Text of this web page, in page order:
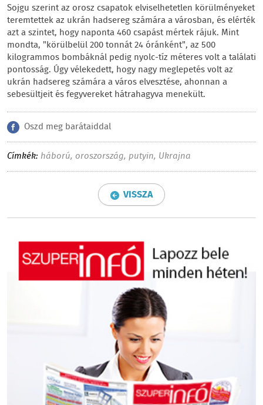
Sojgu szerint az orosz csapatok elviselhetetlen körülményeket
teremtettek az ukrán hadsereg számára a városban, és elérték
azt a szintet, hogy naponta 460 csapást mértek rájuk. Mint
mondta, "körülbelül 200 tonnát 24 óránként", az 500
kilogrammos bombáknál pedig nyolc-tíz méteres volt a találati
pontosság. Úgy vélekedett, hogy nagy meglepetés volt az
ukrán hadsereg számára a város elvesztése, ahonnan a
sebesültjeit és fegyvereket hátrahagyva menekült.
Oszd meg barátaiddal
Címkék: háború, oroszország, putyin, Ukrajna
VISSZA